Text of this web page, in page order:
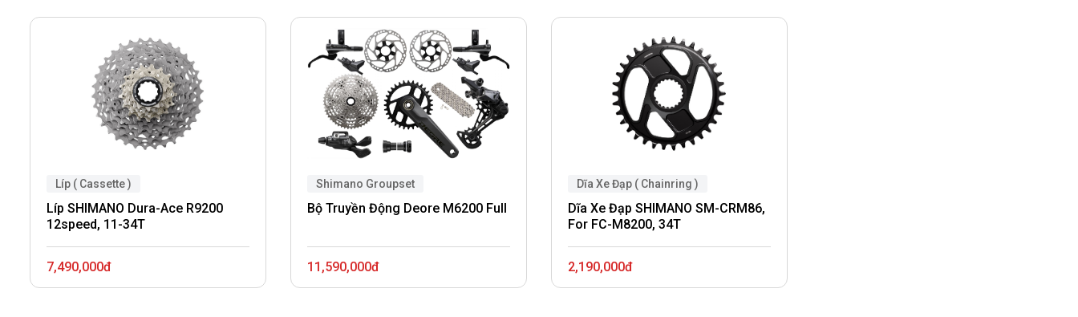
Líp ( Cassette )
Líp SHIMANO Dura-Ace R9200
12speed, 11-34T
7,490,000đ
Shimano Groupset
Bộ Truyền Động Deore M6200 Full
11,590,000đ
Dĩa Xe Đạp ( Chainring )
Dĩa Xe Đạp SHIMANO SM-CRM86,
For FC-M8200, 34T
2,190,000đ